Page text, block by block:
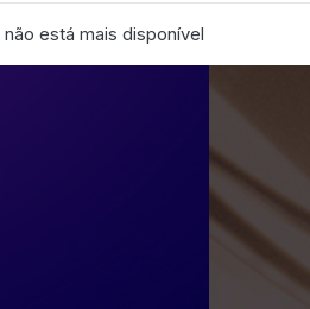
está mais disponível